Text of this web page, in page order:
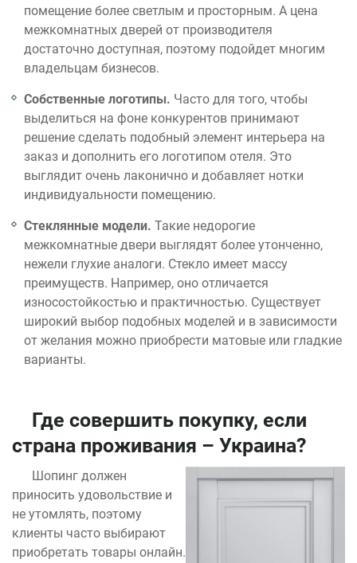
помещение более светлым и просторным. А цена
межкомнатных дверей от производителя
достаточно доступная, поэтому подойдет многим
владельцам бизнесов.
Собственные логотипы. Часто для того, чтобы
выделиться на фоне конкурентов принимают
решение сделать подобный элемент интерьера на
заказ и дополнить его логотипом отеля. Это
выглядит очень лаконично и добавляет нотки
индивидуальности помещению.
Стеклянные модели. Такие недорогие
межкомнатные двери выглядят более утонченно,
нежели глухие аналоги. Стекло имеет массу
преимуществ. Например, оно отличается
износостойкостью и практичностью. Существует
широкий выбор подобных моделей и в зависимости
от желания можно приобрести матовые или гладкие
варианты.
Где совершить покупку, если
страна проживания – Украина?
Шопинг должен
приносить удовольствие и
не утомлять, поэтому
клиенты часто выбирают
приобретать товары онлайн.